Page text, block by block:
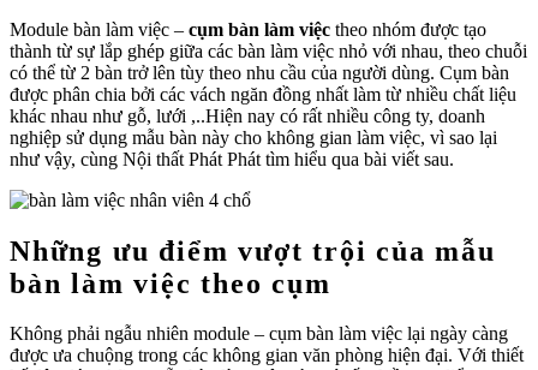
Module bàn làm việc – cụm bàn làm việc theo nhóm được tạo
thành từ sự lắp ghép giữa các bàn làm việc nhỏ với nhau, theo chuỗi
có thể từ 2 bàn trở lên tùy theo nhu cầu của người dùng. Cụm bàn
được phân chia bởi các vách ngăn đồng nhất làm từ nhiều chất liệu
khác nhau như gỗ, lưới ,..Hiện nay có rất nhiều công ty, doanh
nghiệp sử dụng mẫu bàn này cho không gian làm việc, vì sao lại
như vậy, cùng Nội thất Phát Phát tìm hiểu qua bài viết sau.
Những ưu điểm vượt trội của mẫu
bàn làm việc theo cụm
Không phải ngẫu nhiên module – cụm bàn làm việc lại ngày càng
được ưa chuộng trong các không gian văn phòng hiện đại. Với thiết